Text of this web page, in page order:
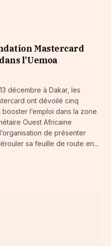
Mastercard
l’Uemoa
décembre à Dakar, les
ont dévoilé cinq
l’emploi dans la zone
Ouest Africaine
de présenter
sa feuille de route en...